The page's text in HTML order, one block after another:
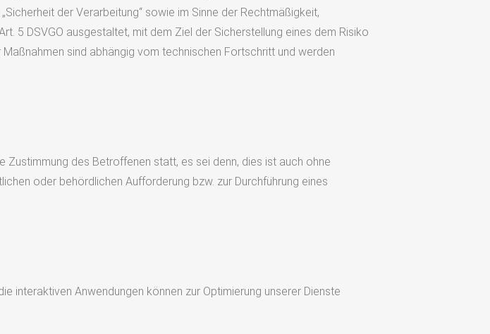
der Verarbeitung“ sowie im Sinne der Rechtmäßigkeit,
5 DSVGO ausgestaltet, mit dem Ziel der Sicherstellung eines dem Risiko
sind abhängig vom technischen Fortschritt und werden
des Betroffenen statt, es sei denn, dies ist auch ohne
oder behördlichen Aufforderung bzw. zur Durchführung eines
interaktiven Anwendungen können zur Optimierung unserer Dienste